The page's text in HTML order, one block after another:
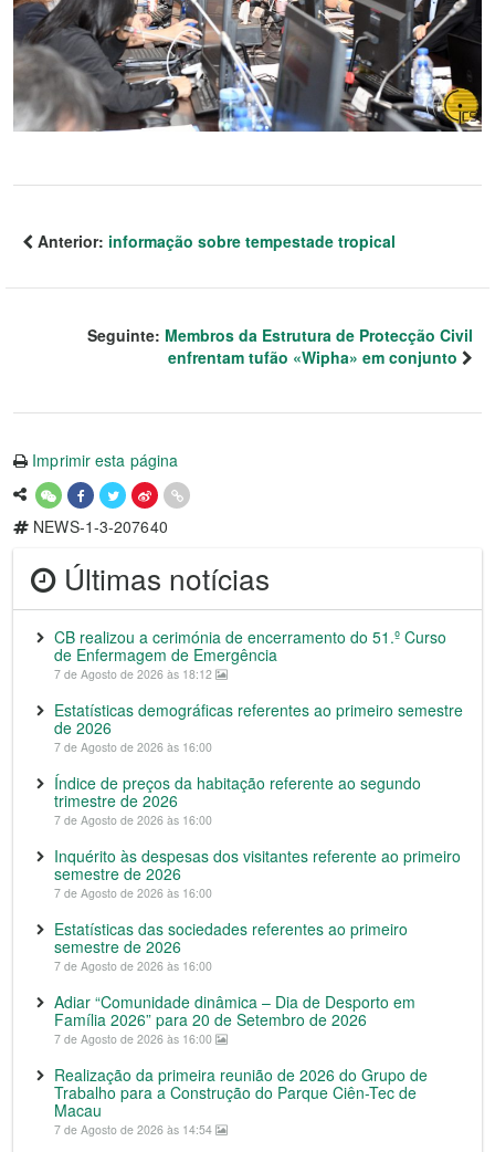
Anterior: informação sobre tempestade tropical
Seguinte: Membros da Estrutura de Protecção Civil
enfrentam tufão «Wipha» em conjunto
Imprimir esta página
NEWS-1-3-207640
Últimas notícias
CB realizou a cerimónia de encerramento do 51.º Curso
de Enfermagem de Emergência
7 de Agosto de 2026 às 18:12
Estatísticas demográficas referentes ao primeiro semestre
de 2026
7 de Agosto de 2026 às 16:00
Índice de preços da habitação referente ao segundo
trimestre de 2026
7 de Agosto de 2026 às 16:00
Inquérito às despesas dos visitantes referente ao primeiro
semestre de 2026
7 de Agosto de 2026 às 16:00
Estatísticas das sociedades referentes ao primeiro
semestre de 2026
7 de Agosto de 2026 às 16:00
Adiar “Comunidade dinâmica – Dia de Desporto em
Família 2026” para 20 de Setembro de 2026
7 de Agosto de 2026 às 16:00
Realização da primeira reunião de 2026 do Grupo de
Trabalho para a Construção do Parque Ciên-Tec de
Macau
7 de Agosto de 2026 às 14:54